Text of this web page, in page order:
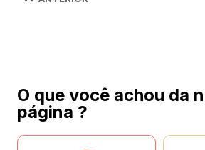
O que você achou da
página ?